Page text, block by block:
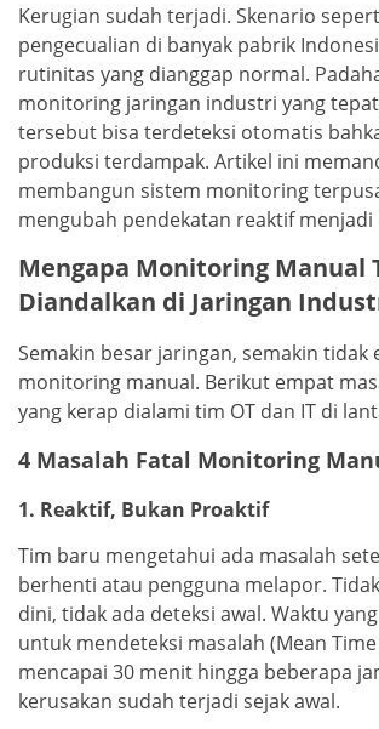
Kerugian sudah terjadi. Skenario
pengecualian di banyak pabrik
rutinitas yang dianggap normal.
monitoring jaringan industri yang
tersebut bisa terdeteksi otomatis
produksi terdampak. Artikel ini
membangun sistem monitoring
mengubah pendekatan reaktif
Mengapa Monitoring Manual
Diandalkan di Jaringan
Semakin besar jaringan, semakin tidak
monitoring manual. Berikut empat
yang kerap dialami tim OT dan IT di
4 Masalah Fatal Monitoring
1. Reaktif, Bukan Proaktif
Tim baru mengetahui ada masalah
berhenti atau pengguna melapor.
dini, tidak ada deteksi awal. Waktu
untuk mendeteksi masalah (Mean
mencapai 30 menit hingga beberapa
kerusakan sudah terjadi sejak awal.